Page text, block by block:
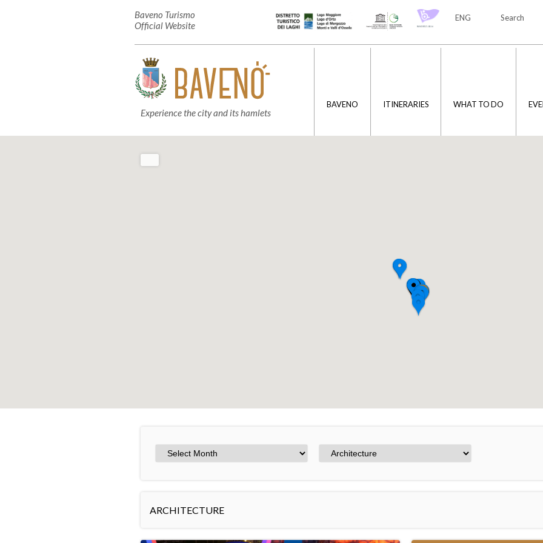
Baveno Turismo
Official Website
Search
ENG
Experience the city and its hamlets
BAVENO ITINERARIES WHAT TO DO
ARCHITECTURE